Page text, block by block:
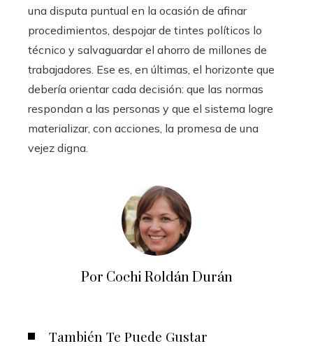
una disputa puntual en la ocasión de afinar
procedimientos, despojar de tintes políticos lo
técnico y salvaguardar el ahorro de millones de
trabajadores. Ese es, en últimas, el horizonte que
debería orientar cada decisión: que las normas
respondan a las personas y que el sistema logre
materializar, con acciones, la promesa de una
vejez digna.
Por Cochi Roldán Durán
También Te Puede Gustar